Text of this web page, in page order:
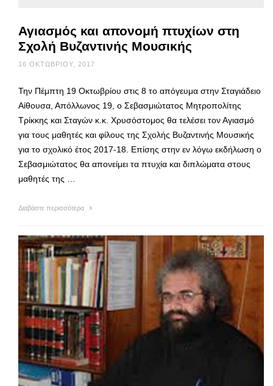
Αγιασμός και απονομή πτυχίων στη
Σχολή Βυζαντινής Μουσικής
16 ΟΚΤΩΒΡΊΟΥ, 2017
Την Πέμπτη 19 Οκτωβρίου στις 8 το απόγευμα στην Σταγιάδειο
Αίθουσα, Απόλλωνος 19, ο Σεβασμιώτατος Μητροπολίτης
Τρίκκης και Σταγών κ.κ. Χρυσόστομος θα τελέσει τον Αγιασμό
για τους μαθητές και φίλους της Σχολής Βυζαντινής Μουσικής
για το σχολικό έτος 2017-18. Επίσης στην εν λόγω εκδήλωση ο
Σεβασμιώτατος θα απονείμει τα πτυχία και διπλώματα στους
μαθητές της …
Διαβάστε περισσότερα